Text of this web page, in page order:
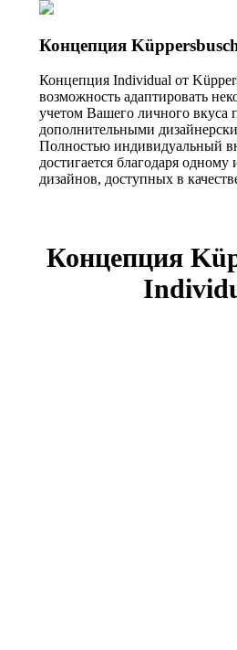
Концепция
Концепция Individual от
возможность адаптировать
учетом Вашего личного вкуса
дополнительными
Полностью индивидуальный
достигается благодаря одному
дизайнов, доступных в
Концепция